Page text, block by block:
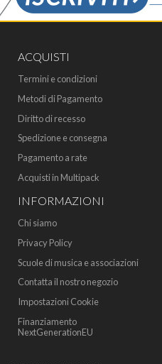
ACQUISTI
Termini e condizioni
Metodi di Pagamento
Diritto di recesso
Spedizione e consegna
Pagamento a rate
Acquisti in Multipack
INFORMAZIONI
Chi siamo
Privacy Policy
Scuole di musica e associazioni
Contatta il nostro negozio
Impostazioni Cookie
Finanziamento
NextGenerationEU